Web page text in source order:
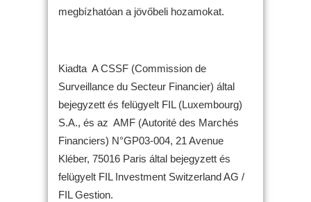
megbízhatóan a jövőbeli hozamokat.
Kiadta A CSSF (Commission de
Surveillance du Secteur Financier) által
bejegyzett és felügyelt FIL (Luxembourg)
S.A., és az AMF (Autorité des Marchés
Financiers) N°GP03-004, 21 Avenue
Kléber, 75016 Paris által bejegyzett és
felügyelt FIL Investment Switzerland AG /
FIL Gestion.